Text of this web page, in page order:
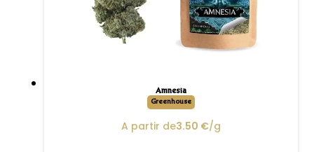
Amnesia
Greenhouse
A partir de3.50 €/g